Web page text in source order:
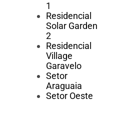
1
Residencial
Solar Garden
2
Residencial
Village
Garavelo
Setor
Araguaia
Setor Oeste